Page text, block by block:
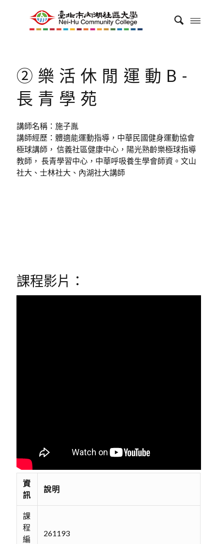
②樂活休閒運動B-
長青學苑
講師名稱：施子胤
講師經歷：體適能運動指導，中華民國健身運動協會
極球講師， 信義社區健康中心，陽光熟齡樂極球指導
教師， 長青學習中心，中華呼吸養生學會師資。文山
社大、士林社大、內湖社大講師
課程影片：
資
訊
說明
課
程
編
261193